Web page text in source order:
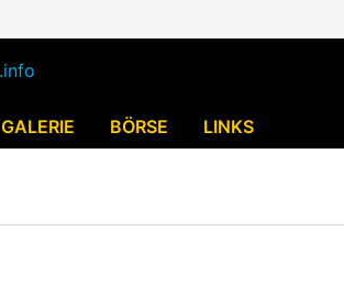
GALERIE BÖRSE LINKS